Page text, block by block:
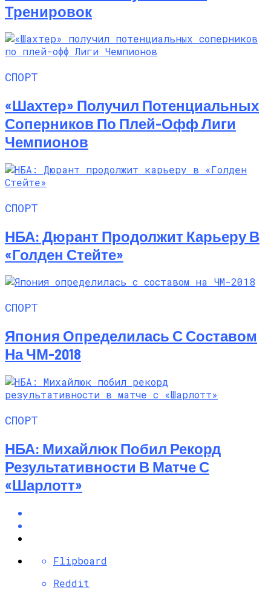
Тренировок
СПОРТ
«Шахтер» Получил Потенциальных
Соперников По Плей-Офф Лиги
Чемпионов
СПОРТ
НБА: Дюрант Продолжит Карьеру В
«Голден Стейте»
СПОРТ
Япония Определилась С Составом
На ЧМ-2018
СПОРТ
НБА: Михайлюк Побил Рекорд
Результативности В Матче С
«Шарлотт»
Flipboard
Reddit